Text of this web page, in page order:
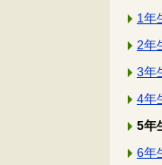
1年
2年
3年
4年
5年
6年